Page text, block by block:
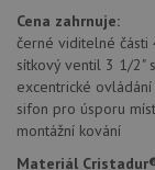
Cena zahrnuje:
černé viditelné části
sítkový ventil 3 1/2"
excentrické
sifon pro úsporu
montážní kování
Materiál